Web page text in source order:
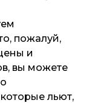
пожалуй,
и
вы можете
льют,